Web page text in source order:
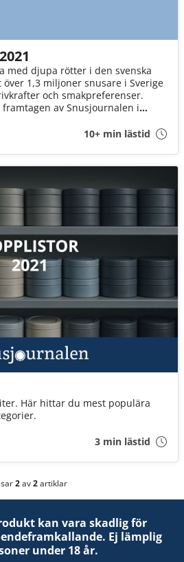
med djupa rötter i den svenska
1,3 miljoner snusare i Sverige
och smakpreferenser.
av Snusjournalen i
konsumentbeteendet och
10+ min lästid
Här hittar du mest populära
3 min lästid
2av2artiklar
kan vara skadlig för
Ej lämplig
under 18 år.